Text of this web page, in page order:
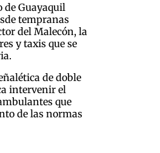
de Guayaquil
tempranas
del Malecón, la
y taxis que se
de doble
intervenir el
que
de las normas